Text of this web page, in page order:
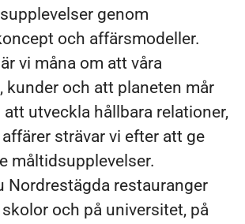
genom
och affärsmodeller.
vi måna om att våra
kunder och att planeten mår
att utveckla hållbara relationer,
strävar vi efter att ge
måltidsupplevelser.
Nordrestägda restauranger
och på universitet, på